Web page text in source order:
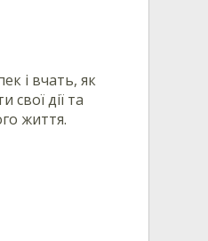
і вчать, як
дії та
життя.